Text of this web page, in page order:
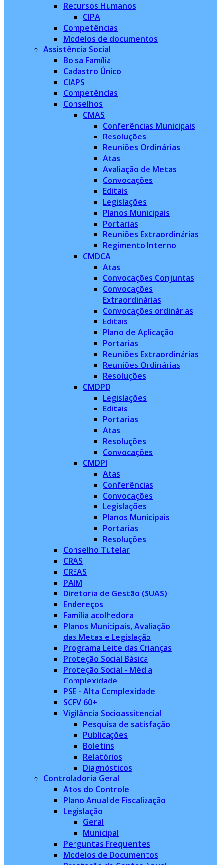
Recursos Humanos
CIPA
Competências
Modelos de documentos
Assistência Social
Bolsa Família
Cadastro Único
CIAPS
Competências
Conselhos
CMAS
Conferências Municipais
Resoluções
Reuniões Ordinárias
Atas
Avaliação de Metas
Convocações
Editais
Legislações
Planos Municipais
Portarias
Reuniões Extraordinárias
Regimento Interno
CMDCA
Atas
Convocações Conjuntas
Convocações
Extraordinárias
Convocações ordinárias
Editais
Plano de Aplicação
Portarias
Reuniões Extraordinárias
Reuniões Ordinárias
Resoluções
CMDPD
Legislações
Editais
Portarias
Atas
Resoluções
Convocações
CMDPI
Atas
Conferências
Convocações
Legislações
Planos Municipais
Portarias
Resoluções
Conselho Tutelar
CRAS
CREAS
PAIM
Diretoria de Gestão (SUAS)
Endereços
Família acolhedora
Planos Municipais, Avaliação
das Metas e Legislação
Programa Leite das Crianças
Proteção Social Básica
Proteção Social - Média
Complexidade
PSE - Alta Complexidade
SCFV 60+
Vigilância Socioassitencial
Pesquisa de satisfação
Publicações
Boletins
Relatórios
Diagnósticos
Controladoria Geral
Atos do Controle
Plano Anual de Fiscalização
Legislação
Geral
Municipal
Perguntas Frequentes
Modelos de Documentos